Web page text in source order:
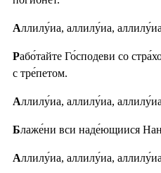
Аллилу́иа, аллилу́иа,
Рабо́тайте Го́сподеви со
с тре́петом.
Аллилу́иа, аллилу́иа,
Блаже́ни вси наде́ющиися
Аллилу́иа, аллилу́иа,